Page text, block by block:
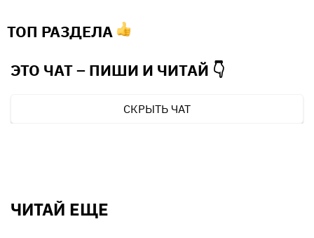
ТОП РАЗДЕЛА
ЭТО ЧАТ – ПИШИ И ЧИТАЙ 👇
СКРЫТЬ ЧАТ
ЧИТАЙ ЕЩЕ